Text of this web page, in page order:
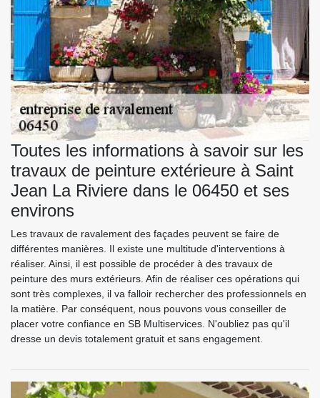
Toutes les informations à savoir sur les
travaux de peinture extérieure à Saint
Jean La Riviere dans le 06450 et ses
environs
Les travaux de ravalement des façades peuvent se faire de
différentes manières. Il existe une multitude d'interventions à
réaliser. Ainsi, il est possible de procéder à des travaux de
peinture des murs extérieurs. Afin de réaliser ces opérations qui
sont très complexes, il va falloir rechercher des professionnels en
la matière. Par conséquent, nous pouvons vous conseiller de
placer votre confiance en SB Multiservices. N'oubliez pas qu'il
dresse un devis totalement gratuit et sans engagement.